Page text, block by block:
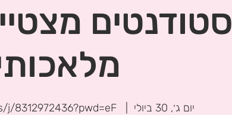
סטודנטים
יום ג׳, 30 ביולי https://edu-il.zoom.us/j/8312972436?pwd=eF